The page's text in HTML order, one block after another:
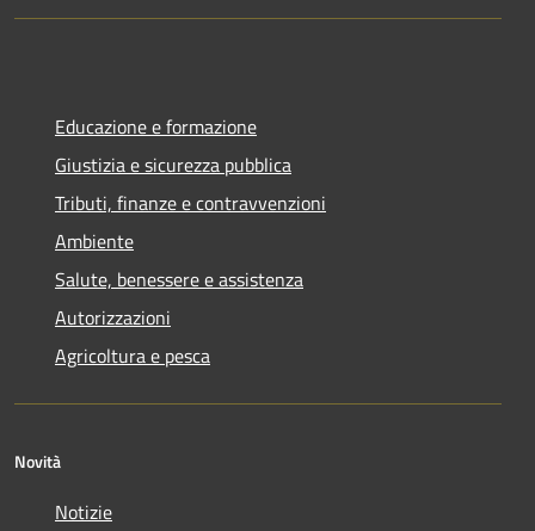
Educazione e formazione
Giustizia e sicurezza pubblica
Tributi, finanze e contravvenzioni
Ambiente
Salute, benessere e assistenza
Autorizzazioni
Agricoltura e pesca
Novità
Notizie